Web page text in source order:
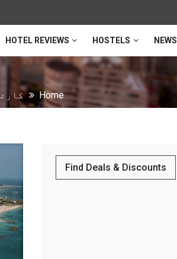
HOTEL REVIEWS HOSTELS NEWS
Home
Find Deals & Discounts